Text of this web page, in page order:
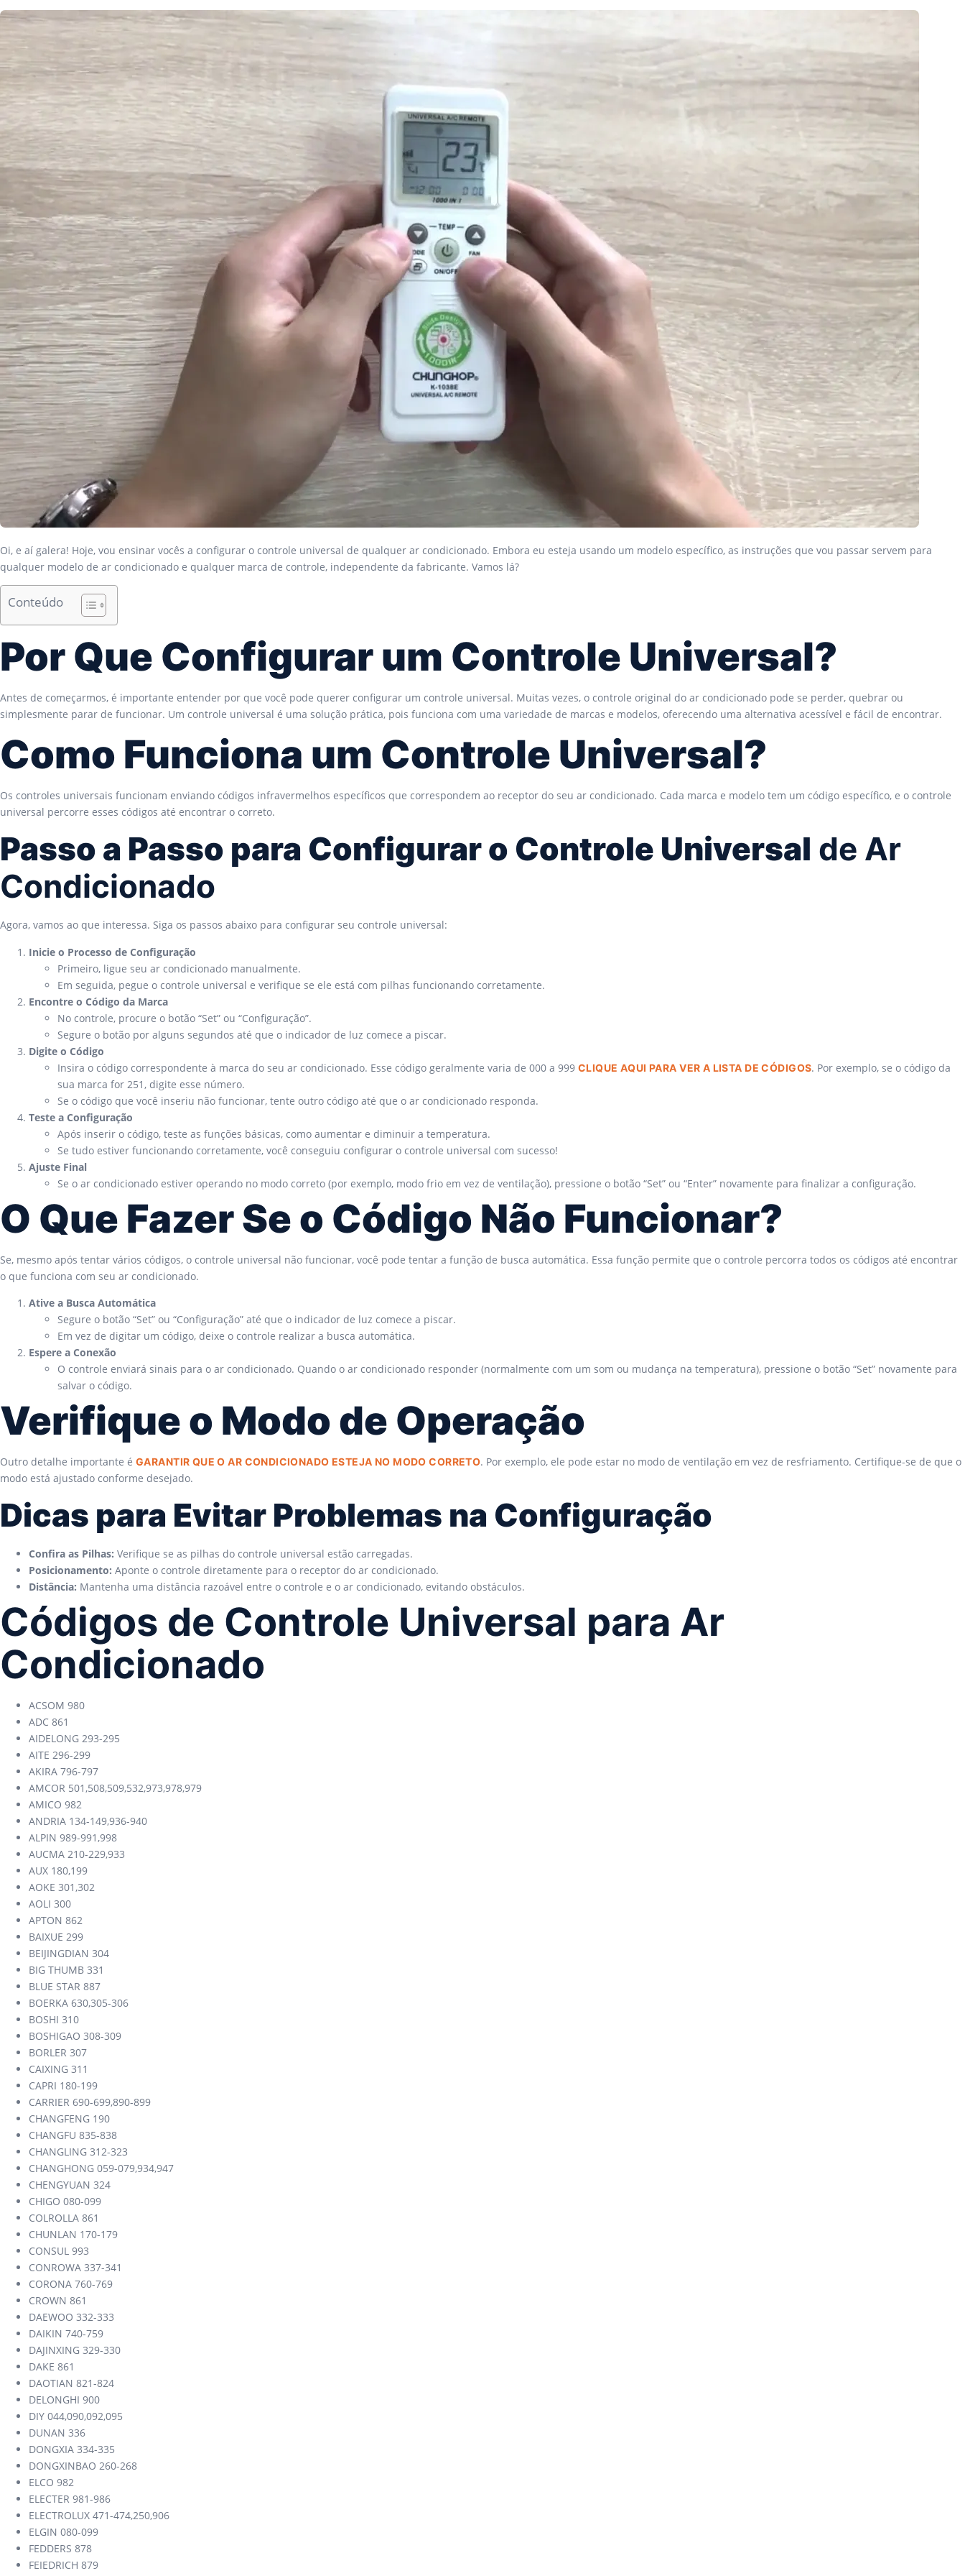
Oi, e aí galera! Hoje, vou ensinar vocês a configurar o controle universal de qualquer ar condicionado. Embora eu esteja usando um modelo específico, as instruções que vou passar servem para
qualquer modelo de ar condicionado e qualquer marca de controle, independente da fabricante. Vamos lá?
Conteúdo
Por Que Configurar um Controle Universal?
Antes de começarmos, é importante entender por que você pode querer configurar um controle universal. Muitas vezes, o controle original do ar condicionado pode se perder, quebrar ou
simplesmente parar de funcionar. Um controle universal é uma solução prática, pois funciona com uma variedade de marcas e modelos, oferecendo uma alternativa acessível e fácil de encontrar.
Como Funciona um Controle Universal?
Os controles universais funcionam enviando códigos infravermelhos específicos que correspondem ao receptor do seu ar condicionado. Cada marca e modelo tem um código específico, e o controle
universal percorre esses códigos até encontrar o correto.
Passo a Passo para Configurar o Controle Universal de Ar
Condicionado
Agora, vamos ao que interessa. Siga os passos abaixo para configurar seu controle universal:
Inicie o Processo de Configuração
Primeiro, ligue seu ar condicionado manualmente.
Em seguida, pegue o controle universal e verifique se ele está com pilhas funcionando corretamente.
Encontre o Código da Marca
No controle, procure o botão “Set” ou “Configuração”.
Segure o botão por alguns segundos até que o indicador de luz comece a piscar.
Digite o Código
Insira o código correspondente à marca do seu ar condicionado. Esse código geralmente varia de 000 a 999 CLIQUE AQUI PARA VER A LISTA DE CÓDIGOS. Por exemplo, se o código da
sua marca for 251, digite esse número.
Se o código que você inseriu não funcionar, tente outro código até que o ar condicionado responda.
Teste a Configuração
Após inserir o código, teste as funções básicas, como aumentar e diminuir a temperatura.
Se tudo estiver funcionando corretamente, você conseguiu configurar o controle universal com sucesso!
Ajuste Final
Se o ar condicionado estiver operando no modo correto (por exemplo, modo frio em vez de ventilação), pressione o botão “Set” ou “Enter” novamente para finalizar a configuração.
O Que Fazer Se o Código Não Funcionar?
Se, mesmo após tentar vários códigos, o controle universal não funcionar, você pode tentar a função de busca automática. Essa função permite que o controle percorra todos os códigos até encontrar
o que funciona com seu ar condicionado.
Ative a Busca Automática
Segure o botão “Set” ou “Configuração” até que o indicador de luz comece a piscar.
Em vez de digitar um código, deixe o controle realizar a busca automática.
Espere a Conexão
O controle enviará sinais para o ar condicionado. Quando o ar condicionado responder (normalmente com um som ou mudança na temperatura), pressione o botão “Set” novamente para
salvar o código.
Verifique o Modo de Operação
Outro detalhe importante é GARANTIR QUE O AR CONDICIONADO ESTEJA NO MODO CORRETO. Por exemplo, ele pode estar no modo de ventilação em vez de resfriamento. Certifique-se de que o
modo está ajustado conforme desejado.
Dicas para Evitar Problemas na Configuração
Confira as Pilhas: Verifique se as pilhas do controle universal estão carregadas.
Posicionamento: Aponte o controle diretamente para o receptor do ar condicionado.
Distância: Mantenha uma distância razoável entre o controle e o ar condicionado, evitando obstáculos.
Códigos de Controle Universal para Ar
Condicionado
ACSOM 980
ADC 861
AIDELONG 293-295
AITE 296-299
AKIRA 796-797
AMCOR 501,508,509,532,973,978,979
AMICO 982
ANDRIA 134-149,936-940
ALPIN 989-991,998
AUCMA 210-229,933
AUX 180,199
AOKE 301,302
AOLI 300
APTON 862
BAIXUE 299
BEIJINGDIAN 304
BIG THUMB 331
BLUE STAR 887
BOERKA 630,305-306
BOSHI 310
BOSHIGAO 308-309
BORLER 307
CAIXING 311
CAPRI 180-199
CARRIER 690-699,890-899
CHANGFENG 190
CHANGFU 835-838
CHANGLING 312-323
CHANGHONG 059-079,934,947
CHENGYUAN 324
CHIGO 080-099
COLROLLA 861
CHUNLAN 170-179
CONSUL 993
CONROWA 337-341
CORONA 760-769
CROWN 861
DAEWOO 332-333
DAIKIN 740-759
DAJINXING 329-330
DAKE 861
DAOTIAN 821-824
DELONGHI 900
DIY 044,090,092,095
DUNAN 336
DONGXIA 334-335
DONGXINBAO 260-268
ELCO 982
ELECTER 981-986
ELECTROLUX 471-474,250,906
ELGIN 080-099
FEDDERS 878
FEIEDRICH 879